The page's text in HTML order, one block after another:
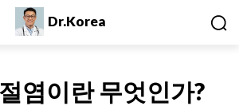
Dr.Korea
염이란 무엇인가?